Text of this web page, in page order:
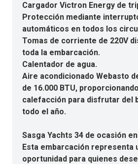
Cargador Victron Energy de
Protección mediante
automáticos en todos los
Tomas de corriente de 220V
toda la embarcación.
Calentador de agua.
Aire acondicionado Webasto
de 16.000 BTU,
calefacción para disfrutar del
todo el año.
Sasga Yachts 34 de ocasión
Esta embarcación representa
oportunidad para quienes